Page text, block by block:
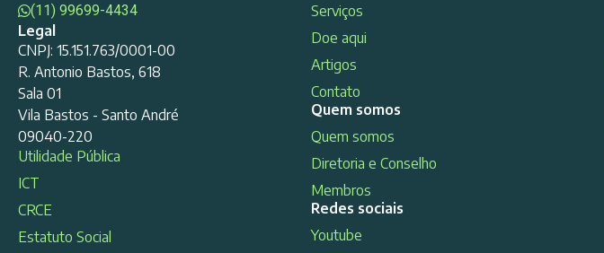
(11) 99699-4434
Legal
CNPJ: 15.151.763/0001-00
R. Antonio Bastos, 618
Sala 01
Vila Bastos - Santo André
09040-220
Utilidade Pública
ICT
CRCE
Estatuto Social
Serviços
Doe aqui
Artigos
Contato
Quem somos
Quem somos
Diretoria e Conselho
Membros
Redes sociais
Youtube